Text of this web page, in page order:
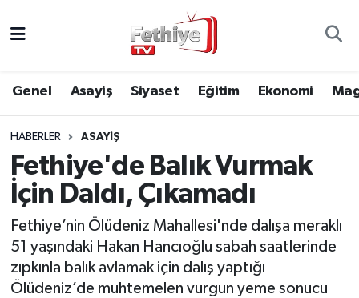
Genel Asayiş Siyaset Eğitim Ekonomi
HABERLER ASAYIŞ
Fethiye'de Balık Vurmak
İçin Daldı, Çıkamadı
Fethiye’nin Ölüdeniz Mahallesi'nde dalışa meraklı
51 yaşındaki Hakan Hancıoğlu sabah saatlerinde
zıpkınla balık avlamak için dalış yaptığı
Ölüdeniz’de muhtemelen vurgun yeme sonucu
Asayiş
Eğitim
Ekonomi
Kültür
Muğla Hava Durumu
Muğla Namaz Vakitleri
Muğla Trafik Yoğunluk Haritası
Süper Lig Puan Durumu ve Fikstür
Tüm Manşetler